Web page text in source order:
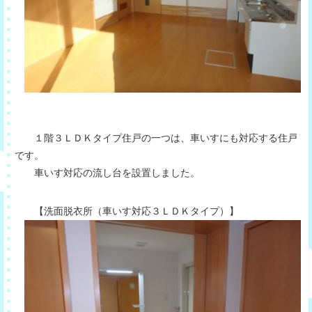
１階３ＬＤＫタイプ住戸の一つは、車いすにも対応する住戸
です。
車いす対応の流し台を設置しました。
【洗面脱衣所（車いす対応３ＬＤＫタイプ）】